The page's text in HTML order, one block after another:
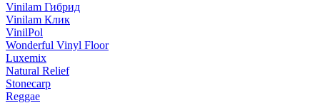
Vinilam Гибрид
Vinilam Клик
VinilPol
Wonderful Vinyl Floor
Luxemix
Natural Relief
Stonecarp
Reggae